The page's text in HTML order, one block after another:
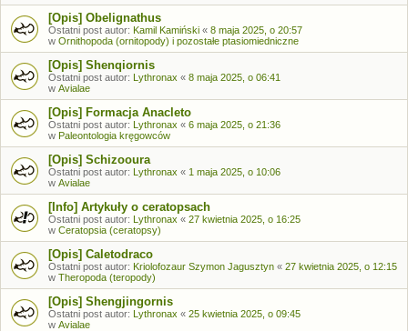
[Opis] Obelignathus
Ostatni post autor: Kamil Kamiński « 8 maja 2025, o 20:57
w Ornithopoda (ornitopody) i pozostałe ptasiomiedniczne
[Opis] Shenqiornis
Ostatni post autor: Lythronax « 8 maja 2025, o 06:41
w Avialae
[Opis] Formacja Anacleto
Ostatni post autor: Lythronax « 6 maja 2025, o 21:36
w Paleontologia kręgowców
[Opis] Schizooura
Ostatni post autor: Lythronax « 1 maja 2025, o 10:06
w Avialae
[Info] Artykuły o ceratopsach
Ostatni post autor: Lythronax « 27 kwietnia 2025, o 16:25
w Ceratopsia (ceratopsy)
[Opis] Caletodraco
Ostatni post autor: Kriolofozaur Szymon Jagusztyn « 27 kwietnia 2025, o 12:15
w Theropoda (teropody)
[Opis] Shengjingornis
Ostatni post autor: Lythronax « 25 kwietnia 2025, o 09:45
w Avialae